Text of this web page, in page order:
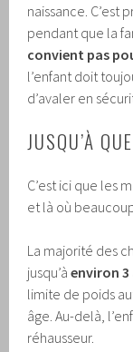
naissance. C’est
pendant que la
convient pas
l’enfant doit
d’avaler en
JUSQU’À
C’est ici que les
et là où
La majorité des
jusqu’àenviron 3
limite de poids
âge. Au-delà,
réhausseur.